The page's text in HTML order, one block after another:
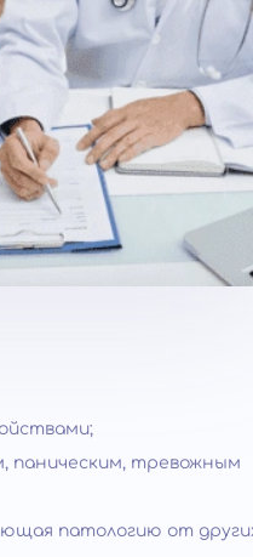
паническим, тревожным
патологию от